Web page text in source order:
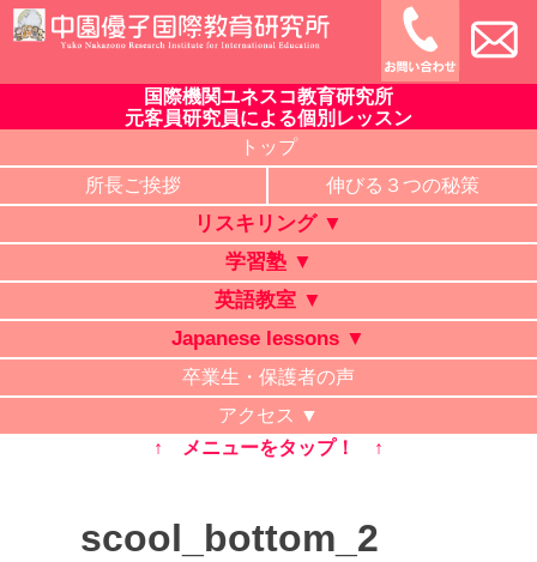
Skip
to
中園優子国際教育研究所
公式ホームページ、熊本県の山鹿・菊池・合志・植木で大評判
の英語教室・学習塾・日本語教室・タイ語教室・リスキリング
研修。中学・高校・大学受験に有利な英語を中心に「合格請負
人」と評判の講師が個別レッスン。ビジネス英語、企業研修。
オンライン授業、出張講義、家庭教師も対応。
国際機関ユネスコ教育研究所
元客員研究員による個別レッスン
トップ
所長ご挨拶
伸びる３つの秘策
リスキリング ▼
学習塾 ▼
英語教室 ▼
Japanese lessons ▼
卒業生・保護者の声
アクセス ▼
↑ メニューをタップ！ ↑
scool_bottom_2